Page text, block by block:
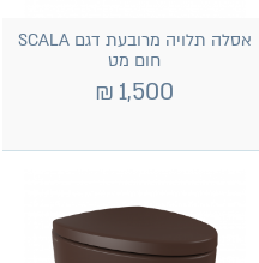
אסלה תלויה מרובעת דגם SCALA
חום מט
1,500
₪